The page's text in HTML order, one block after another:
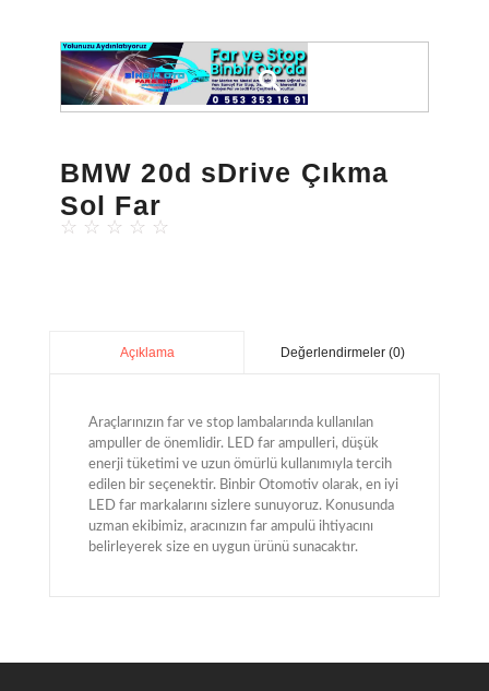
BMW 20d sDrive Çıkma
Sol Far
☆ ☆ ☆ ☆ ☆
Açıklama Değerlendirmeler (0)
Araçlarınızın far ve stop lambalarında kullanılan
ampuller de önemlidir. LED far ampulleri, düşük
enerji tüketimi ve uzun ömürlü kullanımıyla tercih
edilen bir seçenektir. Binbir Otomotiv olarak, en iyi
LED far markalarını sizlere sunuyoruz. Konusunda
uzman ekibimiz, aracınızın far ampulü ihtiyacını
belirleyerek size en uygun ürünü sunacaktır.